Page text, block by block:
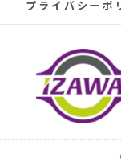
They
and
and were able
They
deteriorated,
hole in one spot.
プライバシーポ